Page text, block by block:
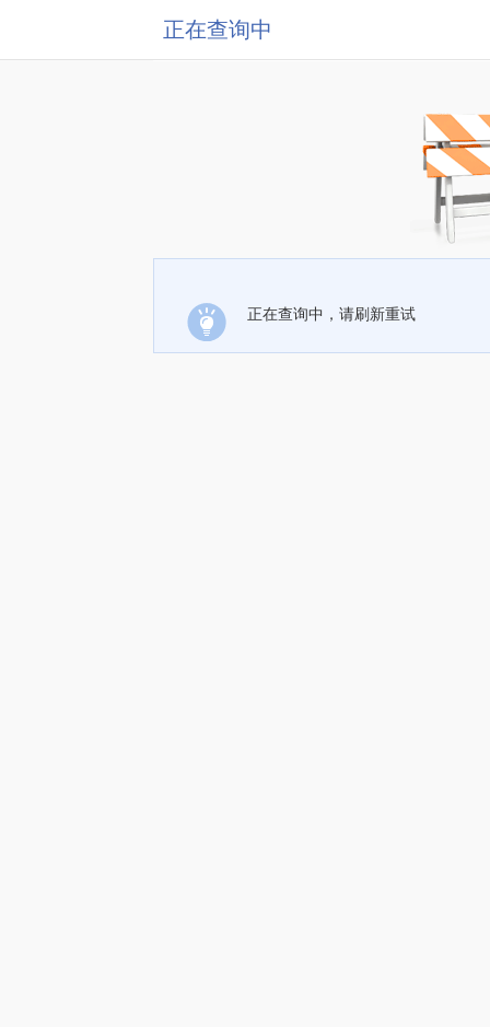
正在查询中
正在查询中，请刷新重试